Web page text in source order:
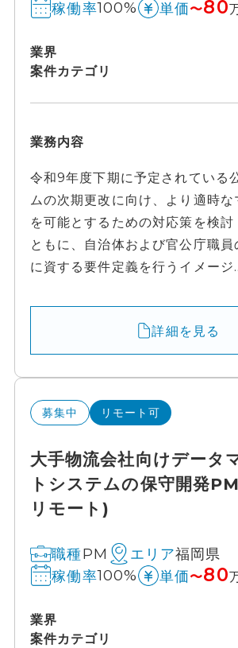
稼働率100% 単価〜80
業界
案件カテゴリ
業務内容
令和9年度下期に予定されている
ムの次期更改に向け、より適時
を可能とするための対応策を検討
ともに、自治体および官公庁職
に資する要件定義を行うイメージ
詳細を見る
募集中 リモート可
大手物流会社向けデータ
トシステムの保守開発
リモート)
職種PM エリア福岡県
稼働率100% 単価〜80
業界
案件カテゴリ